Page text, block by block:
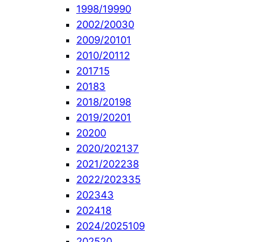
1998/19990
2002/20030
2009/20101
2010/20112
201715
20183
2018/20198
2019/20201
20200
2020/202137
2021/202238
2022/202335
202343
202418
2024/2025109